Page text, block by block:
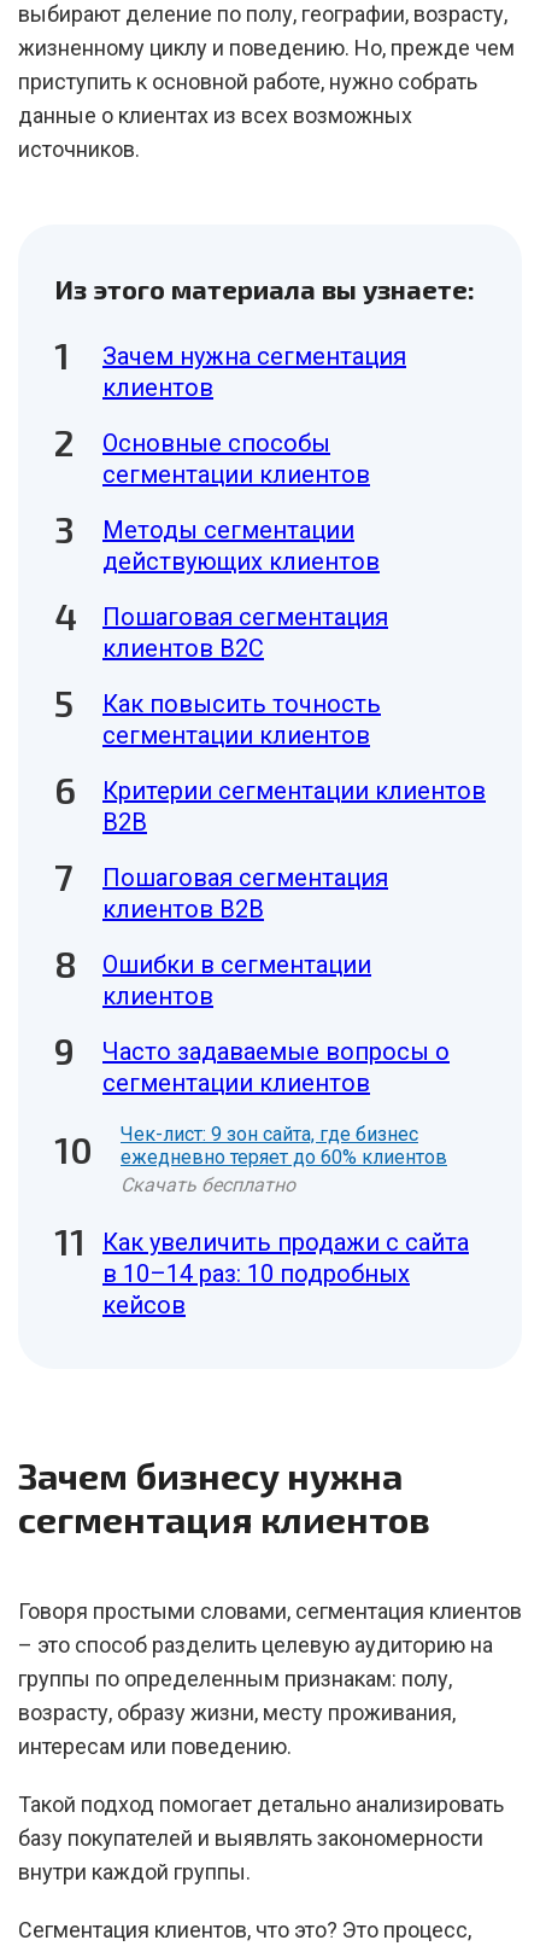
выбирают деление по полу, географии, возрасту,
жизненному циклу и поведению. Но, прежде чем
приступить к основной работе, нужно собрать
данные о клиентах из всех возможных
источников.
Из этого материала вы узнаете:
Зачем нужна сегментация
клиентов
Основные способы
сегментации клиентов
Методы сегментации
действующих клиентов
Пошаговая сегментация
клиентов В2С
Как повысить точность
сегментации клиентов
Критерии сегментации клиентов
В2В
Пошаговая сегментация
клиентов В2В
Ошибки в сегментации
клиентов
Часто задаваемые вопросы о
сегментации клиентов
Чек-лист: 9 зон сайта, где бизнес
ежедневно теряет до 60% клиентов
Скачать бесплатно
Как увеличить продажи с сайта
в 10–14 раз: 10 подробных
кейсов
Зачем бизнесу нужна
сегментация клиентов
Говоря простыми словами, сегментация клиентов
– это способ разделить целевую аудиторию на
группы по определенным признакам: полу,
возрасту, образу жизни, месту проживания,
интересам или поведению.
Такой подход помогает детально анализировать
базу покупателей и выявлять закономерности
внутри каждой группы.
Сегментация клиентов, что это? Это процесс,